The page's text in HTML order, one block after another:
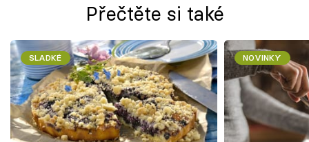
Přečtěte si také
SLADKÉ NOVINKY